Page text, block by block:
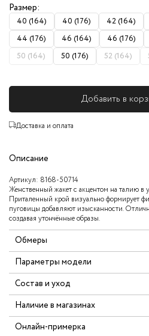
Размер:
40 (164) 40 (176) 42 (164)
44 (176)
46 (164) 46 (176)
50 (164)
50 (176) 52 (164)
Добавить в
Доставка и оплата
Описание
Артикул: 8168-50714
Женственный жакет с акцентом на талию в
Приталенный крой визуально формирует
пуговицы добавляют изысканности.
создавая утончённые образы.
Обмеры
Параметры модели
Состав и уход
Наличие в магазинах
Онлайн-примерка